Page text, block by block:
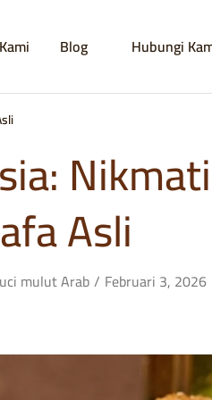
Blog Hubungi
Asli
mulut Arab Februari 3, 2026